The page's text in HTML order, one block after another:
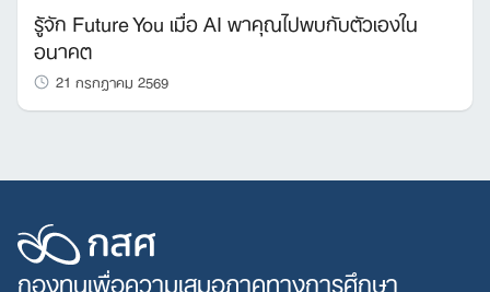
รู้จัก Future You เมื่อ AI พาคุณไปพบกับตัวเองใน
อนาคต
21 กรกฎาคม 2569
กองทุนเพื่อความเสมอภาคทางการศึกษา